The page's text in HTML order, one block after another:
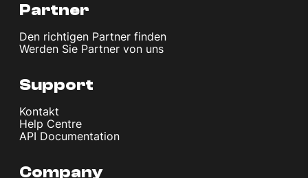
Partner
Den richtigen Partner finden
Werden Sie Partner von uns
Support
Kontakt
Help Centre
API Documentation
Company